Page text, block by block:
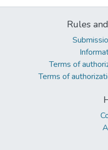
Rules
Terms of
Terms of